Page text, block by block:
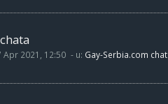
Apr 2021, 12:50 - u: Gay-Serbia.com chat